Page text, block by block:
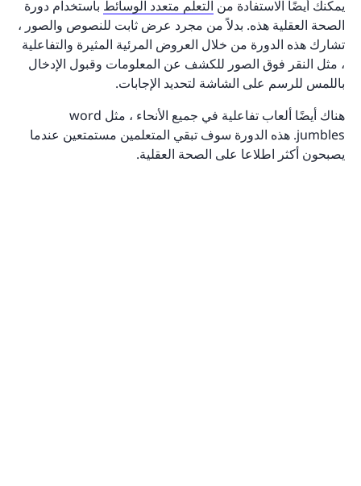
يمكنك أيضًا الاستفادة من التعلم متعدد الوسائط باستخدام دورة
الصحة العقلية هذه. بدلاً من مجرد عرض ثابت للنصوص والصور ،
تشارك هذه الدورة من خلال العروض المرئية المثيرة والتفاعلية
، مثل النقر فوق الصور للكشف عن المعلومات وقبول الإدخال
باللمس للرسم على الشاشة لتحديد الإجابات.
هناك أيضًا ألعاب تفاعلية في جميع الأنحاء ، مثل word
jumbles. هذه الدورة سوف تبقي المتعلمين مستمتعين عندما
يصبحون أكثر اطلاعا على الصحة العقلية.